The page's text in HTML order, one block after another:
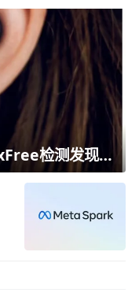
81款主流耳机全军覆没：ToxFree检测发现均含对人体有害化学物质